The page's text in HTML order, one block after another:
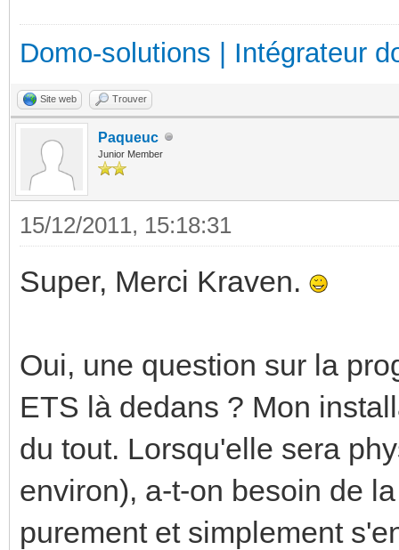
Domo-solutions | Intégrateur
Site web Trouver
Paqueuc
Junior Member
15/12/2011, 15:18:31
Super, Merci Kraven.
Oui, une question sur la
ETS là dedans ? Mon
du tout. Lorsqu'elle sera
environ), a-t-on besoin de
purement et simplement